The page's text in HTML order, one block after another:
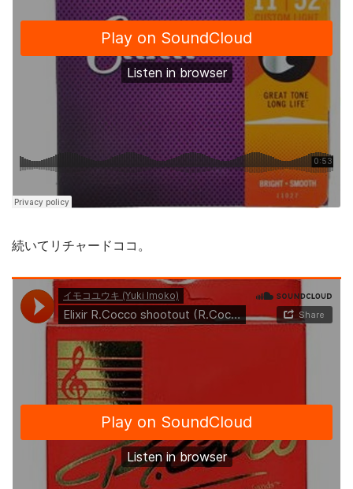
続いてリチャードココ。